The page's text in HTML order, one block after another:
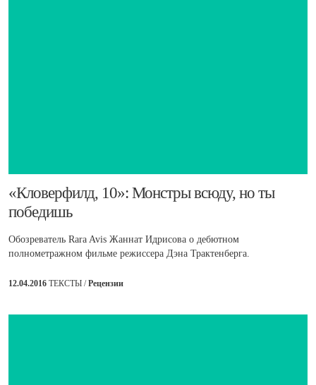
​«Кловерфилд, 10»: Монстры всюду, но ты
победишь
Обозреватель Rara Avis Жаннат Идрисова о дебютном
полнометражном фильме режиссера Дэна Трактенберга.
12.04.2016 ТЕКСТЫ /Рецензии